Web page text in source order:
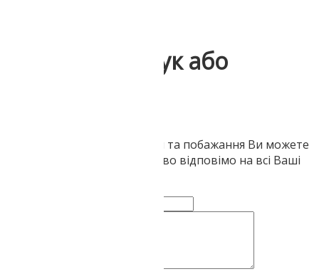
Напишіть відгук або
Ваші запитання, зауваження та побажання Ви можете
залишити тут. Ми обов'язково відповімо на всі Ваші